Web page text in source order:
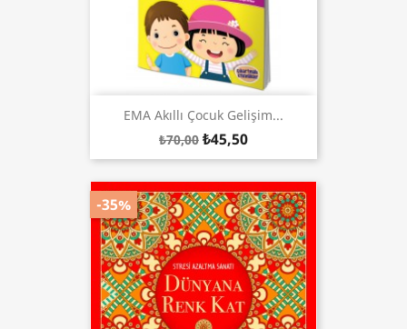
EMA Akıllı Çocuk Gelişim...
₺70,00 ₺45,50
-35%